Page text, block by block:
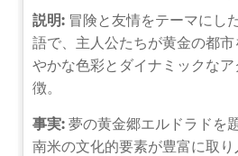
説明: 冒険と友情をテーマにし
語で、主人公たちが黄金の都
やかな色彩とダイナミックな
徴。
事実: 夢の黄金郷エルドラドを
南米の文化的要素が豊富に取り